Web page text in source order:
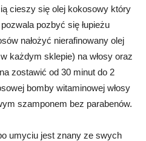
cieszy się olej kokosowy który
pozbyć się łupieżu
nałożyć nierafinowany olej
każdym sklepie) na włosy oraz
zostawić od 30 minut do 2
bomby witaminowej włosy
szamponem bez parabenów.
umyciu jest znany ze swych